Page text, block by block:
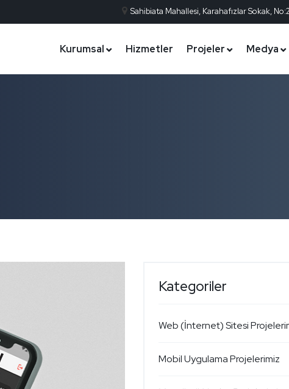
Sahibiata Mahallesi, Karahafızlar Sokak,
Kurumsal Hizmetler Projeler Medya
Kategoriler
Web (İnternet) Sitesi
Mobil Uygulama Projelerimiz